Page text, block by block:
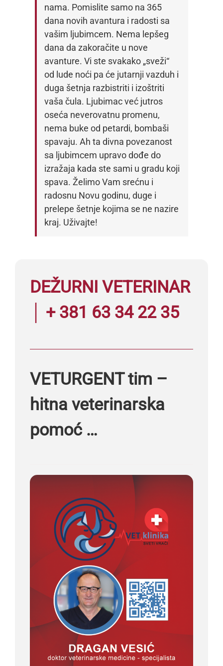
nama. Pomislite samo na 365
dana novih avantura i radosti sa
vašim ljubimcem. Nema lepšeg
dana da zakoračite u nove
avanture. Vi ste svakako „sveži“
od lude noći pa će jutarnji vazduh i
duga šetnja razbistriti i izoštriti
vaša čula. Ljubimac već jutros
oseća neverovatnu promenu,
nema buke od petardi, bombaši
spavaju. Ah ta divna povezanost
sa ljubimcem upravo dođe do
izražaja kada ste sami u gradu koji
spava. Želimo Vam srećnu i
radosnu Novu godinu, duge i
prelepe šetnje kojima se ne nazire
kraj. Uživajte!
DEŽURNI VETERINAR
│ + 381 63 34 22 35
VETURGENT tim –
hitna veterinarska
pomoć …